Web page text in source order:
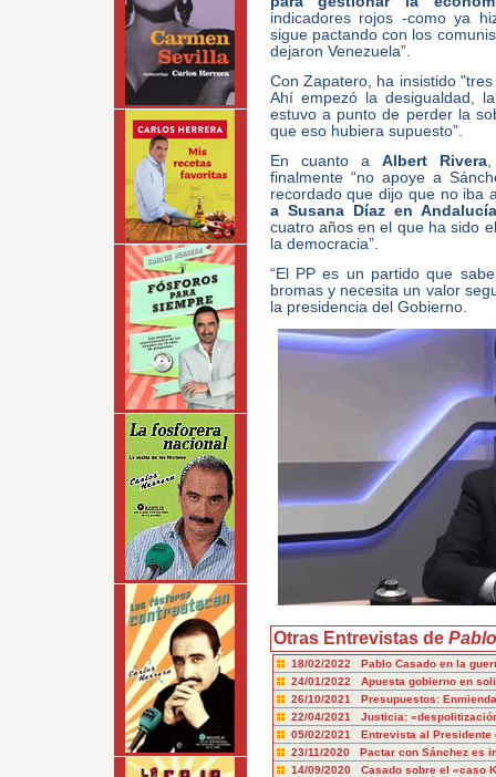
indicadores rojos -como ya
sigue pactando con los
dejaron Venezuela”.
Con Zapatero, ha insistido
Ahí empezó la desigualdad,
estuvo a punto de perder la
que eso hubiera supuesto”.
En cuanto a Albert Rivera,
finalmente “no apoye a
recordado que dijo que no iba
a Susana Díaz en
cuatro años en el que ha sido
la democracia”.
“El PP es un partido que
bromas y necesita un valor
la presidencia del Gobierno.
Otras Entrevistas de
18/02/2022 Pablo Casado en la
24/01/2022 Apuesta gobierno en
26/10/2021 Presupuestos:
22/04/2021 Justicia:
05/02/2021 Entrevista al Presidente
23/11/2020 Pactar con Sánchez es
14/09/2020 Casado sobre el «caso